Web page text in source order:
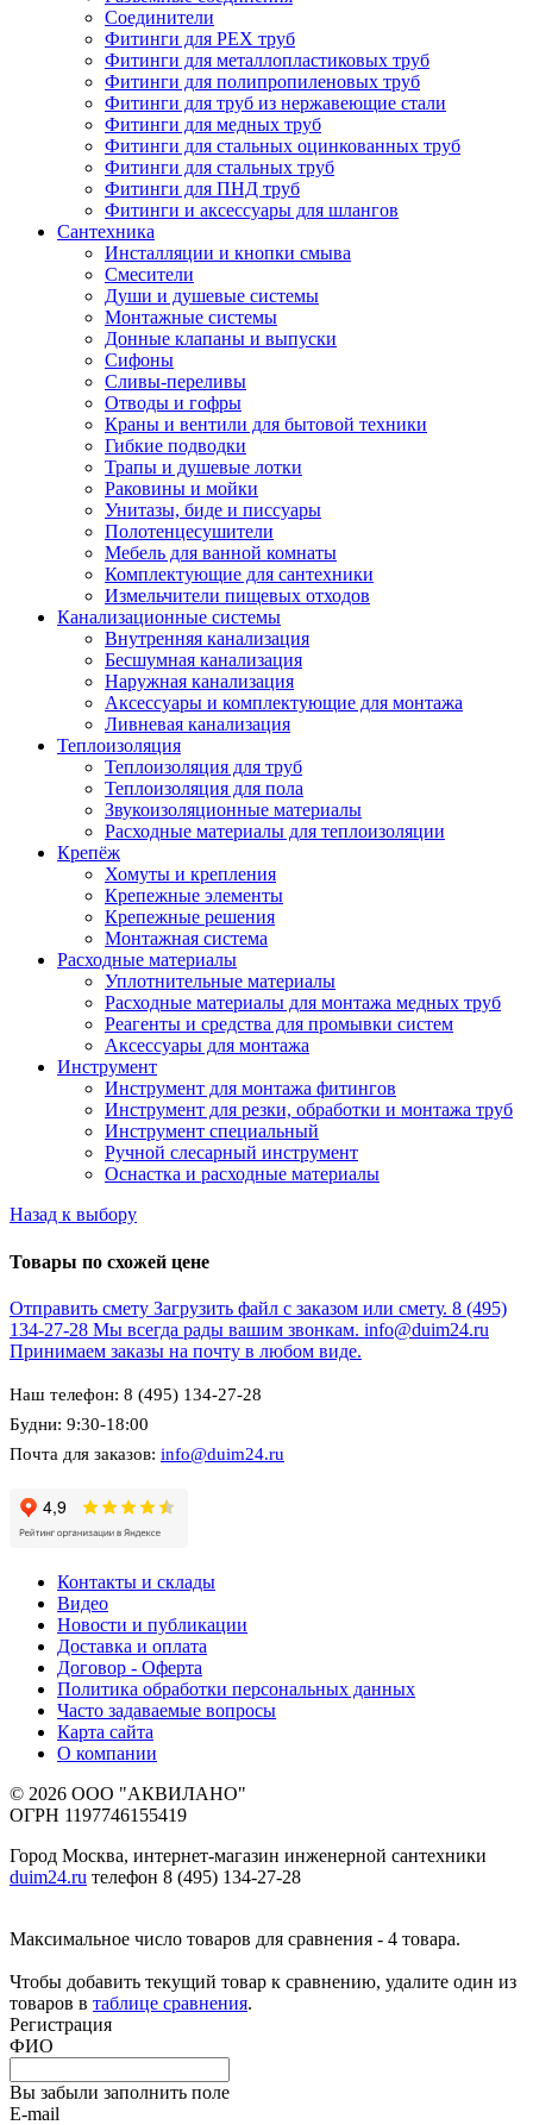
Соединители
Фитинги для PEX труб
Фитинги для металлопластиковых труб
Фитинги для полипропиленовых труб
Фитинги для труб из нержавеющие стали
Фитинги для медных труб
Фитинги для стальных оцинкованных труб
Фитинги для стальных труб
Фитинги для ПНД труб
Фитинги и аксессуары для шлангов
Сантехника
Инсталляции и кнопки смыва
Смесители
Души и душевые системы
Монтажные системы
Донные клапаны и выпуски
Сифоны
Сливы-переливы
Отводы и гофры
Краны и вентили для бытовой техники
Гибкие подводки
Трапы и душевые лотки
Раковины и мойки
Унитазы, биде и писсуары
Полотенцесушители
Мебель для ванной комнаты
Комплектующие для сантехники
Измельчители пищевых отходов
Канализационные системы
Внутренняя канализация
Бесшумная канализация
Наружная канализация
Аксессуары и комплектующие для монтажа
Ливневая канализация
Теплоизоляция
Теплоизоляция для труб
Теплоизоляция для пола
Звукоизоляционные материалы
Расходные материалы для теплоизоляции
Крепёж
Хомуты и крепления
Крепежные элементы
Крепежные решения
Монтажная система
Расходные материалы
Уплотнительные материалы
Расходные материалы для монтажа медных труб
Реагенты и средства для промывки систем
Аксессуары для монтажа
Инструмент
Инструмент для монтажа фитингов
Инструмент для резки, обработки и монтажа труб
Инструмент специальный
Ручной слесарный инструмент
Оснастка и расходные материалы
Назад к выбору
Товары по схожей цене
Отправить смету Загрузить файл с заказом или смету. 8 (495)
134-27-28 Мы всегда рады вашим звонкам. info@duim24.ru
Принимаем заказы на почту в любом виде.
Наш телефон: 8 (495) 134-27-28
Будни: 9:30-18:00
Почта для заказов: info@duim24.ru
Контакты и склады
Видео
Новости и публикации
Доставка и оплата
Договор - Оферта
Политика обработки персональных данных
Часто задаваемые вопросы
Карта сайта
О компании
© 2026 ООО "АКВИЛАНО"
ОГРН 1197746155419
Город Москва, интернет-магазин инженерной сантехники
duim24.ru телефон 8 (495) 134-27-28
Максимальное число товаров для сравнения - 4 товара.
Чтобы добавить текущий товар к сравнению, удалите один из
товаров в таблице сравнения.
Регистрация
ФИО
Вы забыли заполнить поле
E-mail